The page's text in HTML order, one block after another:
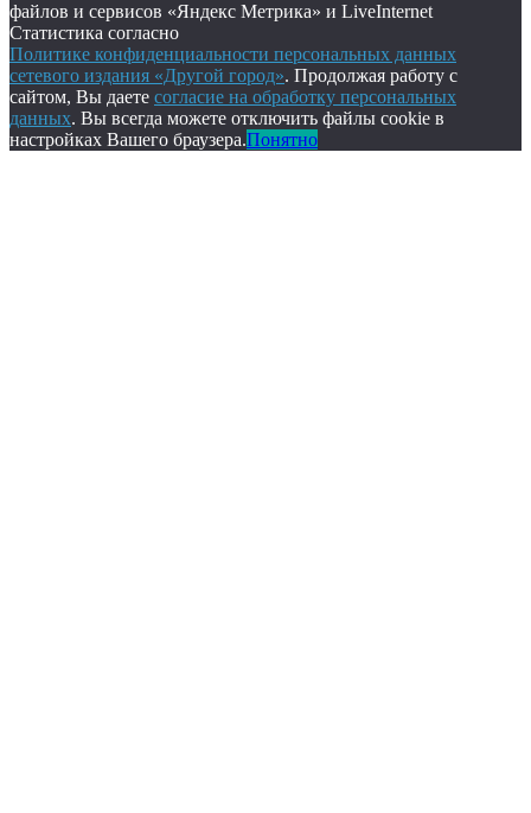
файлов и сервисов «Яндекс Метрика» и LiveInternet
Статистика согласно
Политике конфиденциальности персональных данных
сетевого издания «Другой город». Продолжая работу с
сайтом, Вы даете согласие на обработку персональных
данных. Вы всегда можете отключить файлы cookie в
настройках Вашего браузера.Понятно